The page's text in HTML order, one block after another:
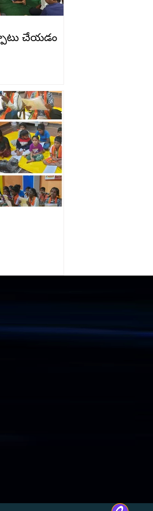
చేయడం